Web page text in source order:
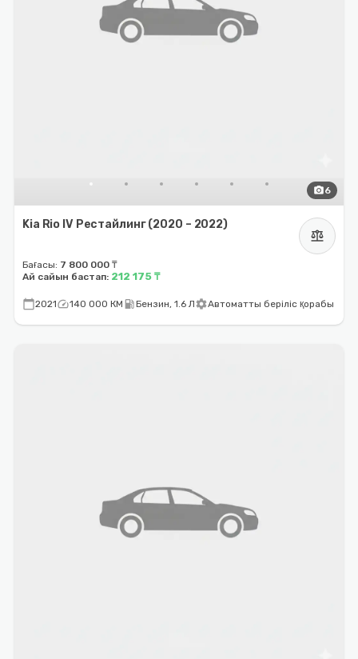
photo_camera6
Kia Rio IV Рестайлинг (2020 – 2022)
balance
Бағасы: 7 800 000 ₸
Ай сайын бастап: 212 175 ₸
calendar_today2021speed140 000 КМ local_gas_stationБензин, 1.6 ЛsettingsАвтоматты беріліс қорабы